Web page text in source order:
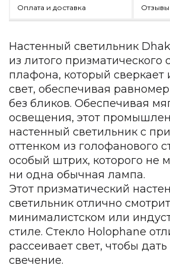
Для кухни
Вентиляторы
Ковры
Зеленые стены
Дизайнерские кальяны
Подбор, производство и
Сантехника и
Дизайнерские ванны
Подбор, производство и
Отделка и ремонт
Стены
Акустические панели
Стеновые декоративные панели
для террас
Оплата и доставка Отзывы
Настенный светильник
из литого призматического
плафона, который сверкает
свет, обеспечивая
без бликов. Обеспечивая
освещения, этот
настенный светильник с
оттенком из голофанового
особый штрих, которого не
ни одна обычная лампа.
Этот призматический
светильник отлично
минималистском или
стиле. Стекло Holophane
рассеивает свет, чтобы
свечение.